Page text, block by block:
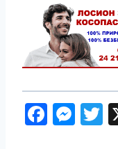
F M T